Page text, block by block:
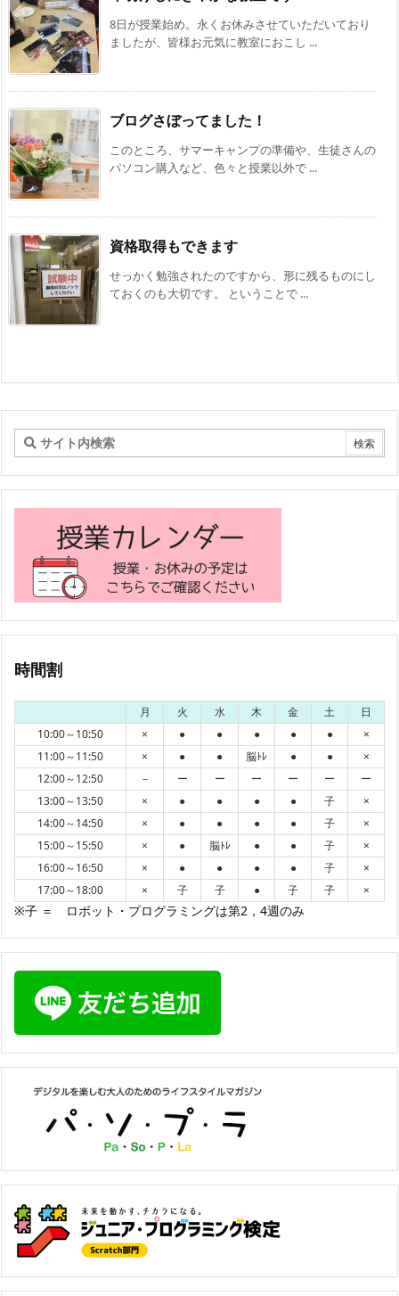
8日が授業始め。永くお休みさせていただいており
ましたが、皆様お元気に教室におこし ...
ブログさぼってました！
このところ、サマーキャンプの準備や、生徒さんの
パソコン購入など、色々と授業以外で ...
資格取得もできます
せっかく勉強されたのですから、形に残るものにし
ておくのも大切です。 ということで ...
時間割
月 火 水 木 金 土
日
10:00～10:50
× ● ● ● ● ●
×
11:00～11:50
× ● ● 脳ﾄﾚ ● ●
×
12:00～12:50
－ ー ー ー ー ー
ー
13:00～13:50
× ● ● ● ● 子
×
14:00～14:50
× ● ● ● ● 子
×
15:00～15:50
× ● 脳ﾄﾚ ● ● 子
×
16:00～16:50
× ● ● ● ● 子
×
17:00～18:00
× 子 子 ● 子 子 ×
※子 ＝ ロボット・プログラミングは第2，4週のみ